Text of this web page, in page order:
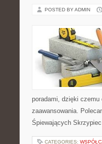
POSTED BY ADMIN
poradami, dzięki
zaawansowania.
Śpiewających
CATEGORIES: